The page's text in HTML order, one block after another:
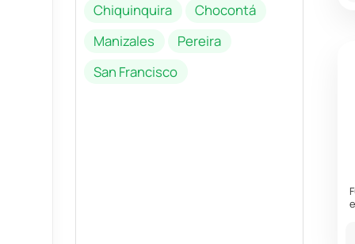
Chiquinquira
Chocontá
Manizales
Pereira
San Francisco